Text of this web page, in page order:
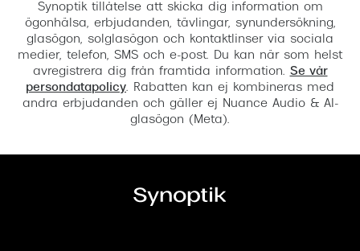
Synoptik tillåtelse att skicka dig information om
ögonhälsa, erbjudanden, tävlingar, synundersökning,
glasögon, solglasögon och kontaktlinser via sociala
medier, telefon, SMS och e-post. Du kan när som helst
avregistrera dig från framtida information. Se vår
persondatapolicy. Rabatten kan ej kombineras med
andra erbjudanden och gäller ej Nuance Audio & AI-
glasögon (Meta).